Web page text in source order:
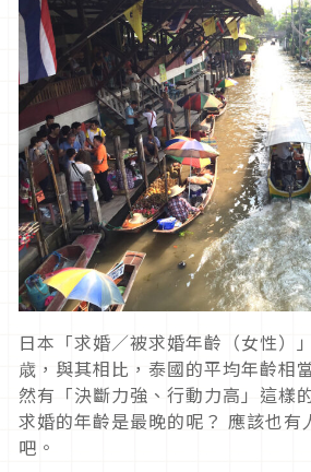
日本「求婚／被求婚年齡（女性）
歳，與其相比，泰國的平均年齡相
然有「決斷力強、行動力高」這樣
求婚的年齡是最晚的呢？ 應該也有
吧。